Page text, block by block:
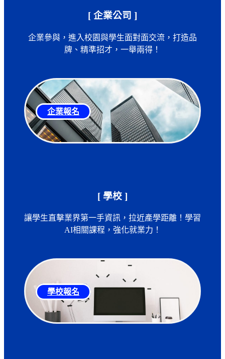
[ 企業公司 ]
企業參與，進入校園與學生面對面交流，打造品
牌、精準招才，一舉兩得！
企業報名
[ 學校 ]
讓學生直擊業界第一手資訊，拉近產學距離！學習
AI相關課程，強化就業力！
學校報名